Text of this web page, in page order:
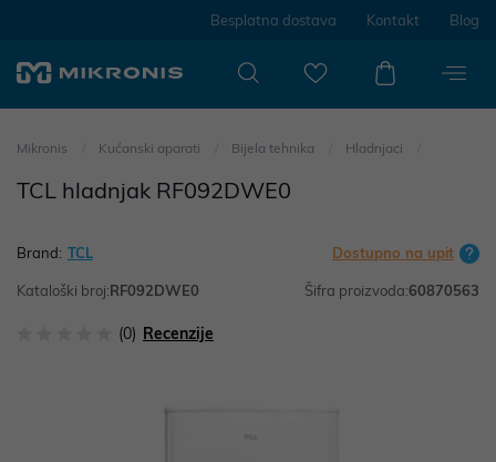
Besplatna dostava Kontakt Blog
Mikronis Kućanski aparati Bijela tehnika Hladnjaci
TCL hladnjak RF092DWE0
Brand: TCL Dostupno na upit
Kataloški broj:RF092DWE0 Šifra proizvoda:60870563
(0) Recenzije